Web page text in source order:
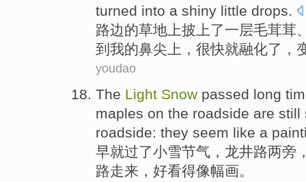
turned into a shiny little drops.
路边的草地上披上了一层毛茸茸
到 我的鼻尖上 ， 很快就融化了 ，
youdao
The Light Snow passed long
maples on the roadside are still
roadside: they seem like a
早就过了小雪节气，龙井路两旁
路走来，好看得像幅画。